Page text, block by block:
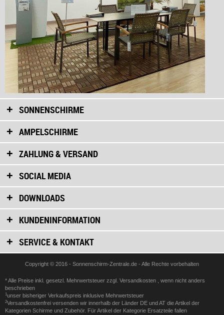
SONNENSCHIRME
AMPELSCHIRME
ZAHLUNG & VERSAND
SOCIAL MEDIA
DOWNLOADS
KUNDENINFORMATION
SERVICE & KONTAKT
Copyright © 2016 - Sonnenschirm-Zentrale.de - Alle Rechte vorbehalten
* Alle Preise inkl. gesetzl. Mehrwertsteuer zzgl. Versandkosten
, wenn nicht anders
beschrieben
1 unser bisheriger Verkaufspreis inklusive Mehrwertsteuer
2Versandkostenfrei versenden wir innerhalb der Länder DE und AT die Artikel der
Kategorien Schirme und Zubehör. Für Artikel der Kategorie Ersatzteile fallen